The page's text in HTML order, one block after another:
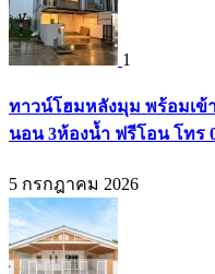
1
ทาวน์โฮมหลังมุม พร้อมเข้า
นอน 3ห้องน้ำ ฟรีโอน โทร
5 กรกฎาคม 2026